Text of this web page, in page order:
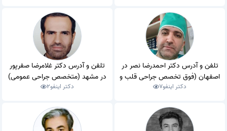
تلفن و آدرس دکتر احمدرضا نصر در
اصفهان (فوق تخصص جراحی قلب و
عروق)
دکتر اینفو7
تلفن و آدرس دکتر غلامرضا صفرپور
در مشهد (متخصص جراحی عمومی)
دکتر اینفو2